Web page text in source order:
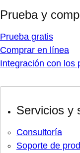
Prueba y
Prueba gratis
Comprar en línea
Integración con los
Servicios y
Consultoría
Soporte de